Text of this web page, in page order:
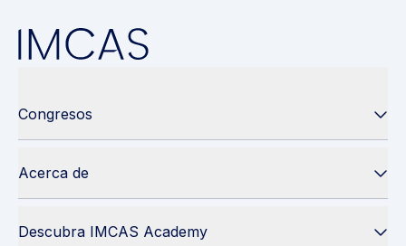
Congresos
Acerca de
Descubra IMCAS Academy